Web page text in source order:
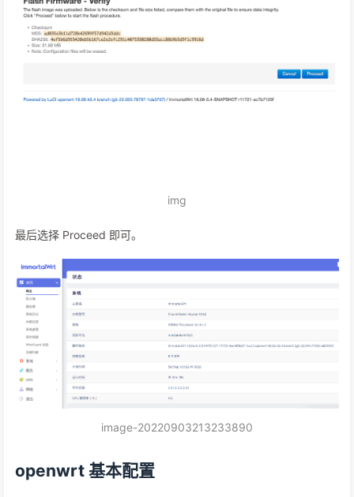
img
最后选择 Proceed 即可。
image-20220903213233890
openwrt 基本配置